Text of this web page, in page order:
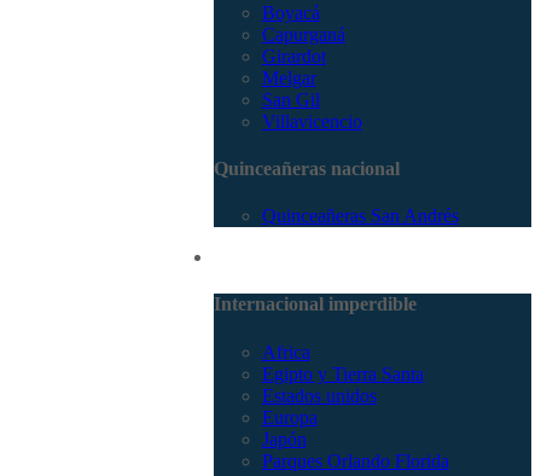
Boyacá
Capurganá
Girardot
Melgar
San Gil
Villavicencio
Quinceañeras nacional
Quinceañeras San Andrés
Internacional imperdible
Africa
Egipto y Tierra Santa
Estados unidos
Europa
Japón
Parques Orlando Florida